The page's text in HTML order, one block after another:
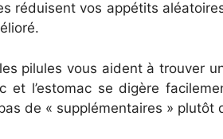
réduisent vos appétits
pilules vous aident à trouver
et l’estomac se digère
de « supplémentaires » plutôt